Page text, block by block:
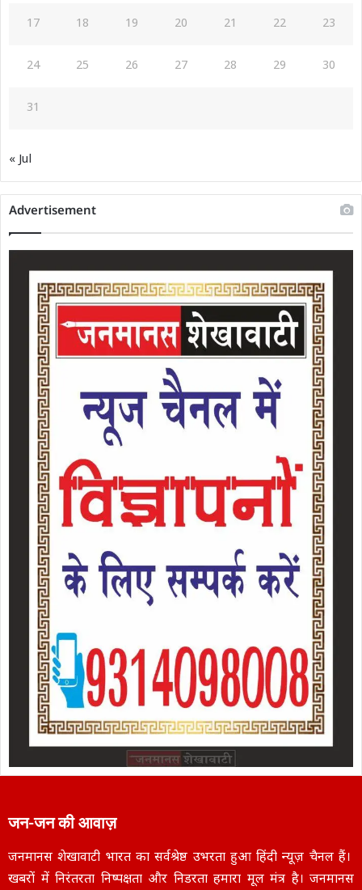
17 18 19 20 21 22 23
24 25 26 27 28 29 30
31
« Jul
Advertisement
जन-जन की आवाज़
जनमानस शेखावाटी भारत का सर्वश्रेष्ठ उभरता हुआ हिंदी न्यूज़ चैनल हैं।
खबरों में निरंतरता निष्पक्षता और निडरता हमारा मूल मंत्र है। जनमानस